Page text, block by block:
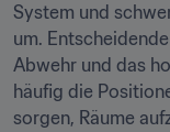
System und
um.
Abwehr und das
häufig die
sorgen, Räume